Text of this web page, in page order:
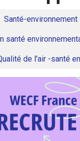
Santé-environnement
santé
de l'air -santé